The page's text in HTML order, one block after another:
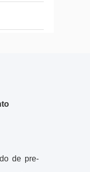
de pre-